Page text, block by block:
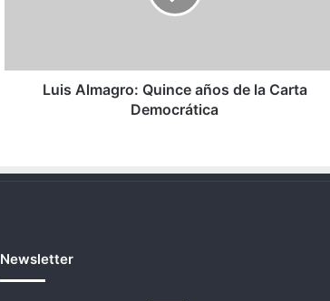
Luis Almagro: Quince años de la Carta
Democrática
Newsletter